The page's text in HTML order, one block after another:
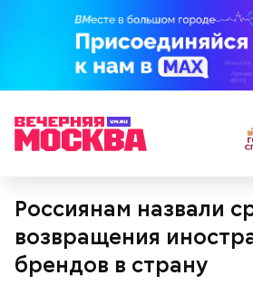
Россиянам назвали
возвращения
брендов в страну